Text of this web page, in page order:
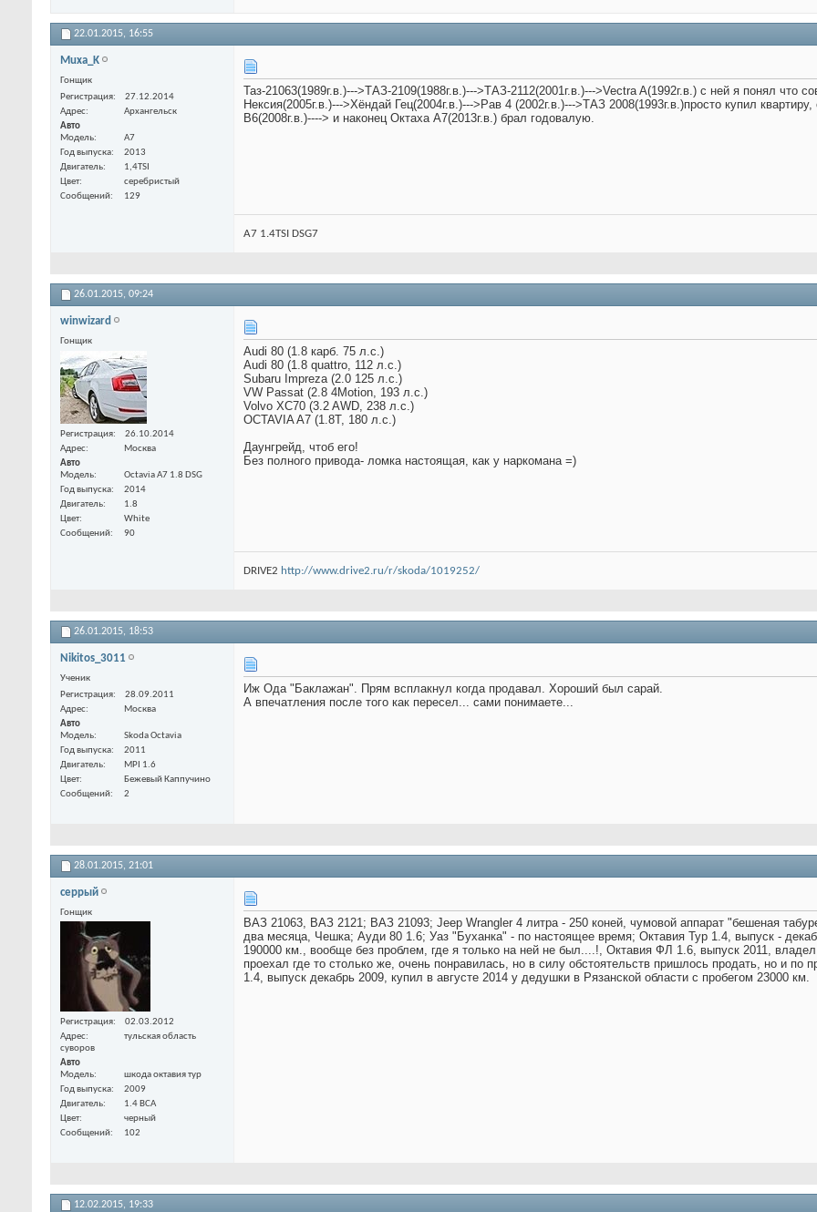
22.01.2015, 16:55
Muxa_K
Гонщик
Регистрация
27.12.2014
Адрес
Архангельск
Авто
Модель
A7
Год выпуска
2013
Двигатель
1,4TSI
Цвет
серебристый
Сообщений
129
Таз-21063(1989г.в.)--->ТАЗ-2109(1988г.в.)--->ТАЗ-2112(2001г.в.)--->Vectra A(1992г.в.) с ней я понял что
Нексия(2005г.в.)--->Хёндай Гец(2004г.в.)--->Рав 4 (2002г.в.)--->ТАЗ 2008(1993г.в.)просто купил
B6(2008г.в.)----> и наконец Октаха А7(2013г.в.) брал годовалую.
A7 1.4TSI DSG7
26.01.2015, 09:24
winwizard
Гонщик
Регистрация
26.10.2014
Адрес
Москва
Авто
Модель
Octavia A7 1.8 DSG
Год выпуска
2014
Двигатель
1.8
Цвет
White
Сообщений
90
Audi 80 (1.8 карб. 75 л.с.)
Audi 80 (1.8 quattro, 112 л.с.)
Subaru Impreza (2.0 125 л.с.)
VW Passat (2.8 4Motion, 193 л.с.)
Volvo XC70 (3.2 AWD, 238 л.с.)
OCTAVIA A7 (1.8T, 180 л.с.)
Даунгрейд, чтоб его!
Без полного привода- ломка настоящая, как у наркомана =)
DRIVE2 http://www.drive2.ru/r/skoda/1019252/
26.01.2015, 18:53
Nikitos_3011
Ученик
Регистрация
28.09.2011
Адрес
Москва
Авто
Модель
Skoda Octavia
Год выпуска
2011
Двигатель
MPI 1.6
Цвет
Бежевый Каппучино
Сообщений
2
Иж Ода "Баклажан". Прям всплакнул когда продавал. Хороший был сарай.
А впечатления после того как пересел... сами понимаете...
28.01.2015, 21:01
серрый
Гонщик
Регистрация
02.03.2012
Адрес
тульская область
суворов
Авто
Модель
шкода октавия тур
Год выпуска
2009
Двигатель
1.4 BCA
Цвет
черный
Сообщений
102
ВАЗ 21063, ВАЗ 2121; ВАЗ 21093; Jeep Wrangler 4 литра - 250 коней, чумовой аппарат "бешеная
два месяца, Чешка; Ауди 80 1.6; Уаз "Буханка" - по настоящее время; Октавия Тур 1.4, выпуск -
190000 км., вообще без проблем, где я только на ней не был....!, Октавия ФЛ 1.6, выпуск 2011,
проехал где то столько же, очень понравилась, но в силу обстоятельств пришлось продать, но и по
1.4, выпуск декабрь 2009, купил в августе 2014 у дедушки в Рязанской области с пробегом 23000 км.
12.02.2015, 19:33